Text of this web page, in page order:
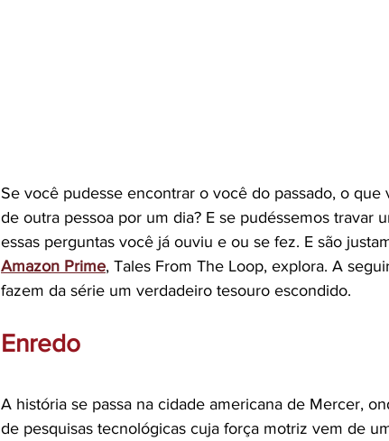
Se você pudesse encontrar o você do passado, o
de outra pessoa por um dia? E se pudéssemos travar
essas perguntas você já ouviu e ou se fez. E são
Amazon Prime, Tales From The Loop, explora. A
fazem da série um verdadeiro tesouro escondido.
Enredo
A história se passa na cidade americana de Mercer,
de pesquisas tecnológicas cuja força motriz vem de